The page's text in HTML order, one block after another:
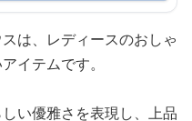
は、レディースのおしゃ
イテムです。
い優雅さを表現し、上品